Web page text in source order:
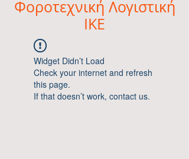
Φοροτεχνική Λογιστική
ΙΚΕ
Widget Didn’t Load
Check your internet and refresh
this page.
If that doesn’t work, contact us.